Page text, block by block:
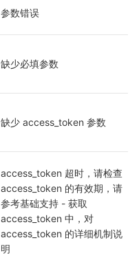
参数错误
缺少必填参数
缺少 access_token 参数
access_token 超时，请检查
access_token 的有效期，请
参考基础支持 - 获取
access_token 中，对
access_token 的详细机制说
明